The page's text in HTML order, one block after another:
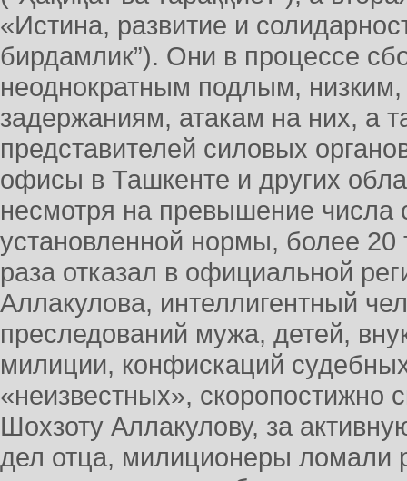
«Истина, развитие и
бирдамлик”). Они в процессе
неоднократным подлым,
задержаниям, атакам на них, а
представителей силовых
офисы в Ташкенте и других
несмотря на превышение числа
установленной нормы, более
раза отказал в официальной
Аллакулова, интеллигентный
преследований мужа, детей,
милиции, конфискаций
«неизвестных», скоропостижно
Шохзоту Аллакулову, за
дел отца, милиционеры ломали